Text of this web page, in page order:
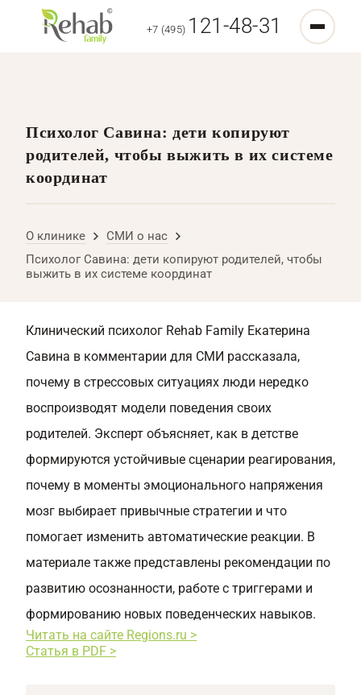
+7 (495) 121-48-31
Психолог Савина: дети копируют
родителей, чтобы выжить в их системе
координат
О клинике
СМИ о нас
Психолог Савина: дети копируют родителей, чтобы
выжить в их системе координат
Клинический психолог Rehab Family Екатерина
Савина в комментарии для СМИ рассказала,
почему в стрессовых ситуациях люди нередко
воспроизводят модели поведения своих
родителей. Эксперт объясняет, как в детстве
формируются устойчивые сценарии реагирования,
почему в моменты эмоционального напряжения
мозг выбирает привычные стратегии и что
помогает изменить автоматические реакции. В
материале также представлены рекомендации по
развитию осознанности, работе с триггерами и
формированию новых поведенческих навыков.
Читать на сайте Regions.ru >
Статья в PDF >